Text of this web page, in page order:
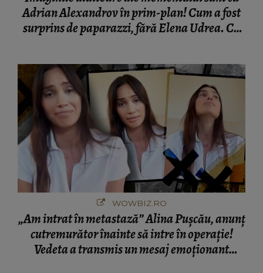
Adrian Alexandrov în prim-plan! Cum a fost
surprins de paparazzi, fără Elena Udrea. Cu
WOWBIZ.RO
„Am intrat în metastază” Alina Pușcău, anunț
cutremurător înainte să intre în operație!
Vedeta a transmis un mesaj emoționant